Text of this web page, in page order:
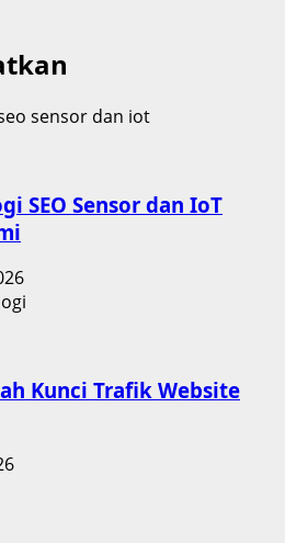
SEO Sensor dan IoT
Kunci Trafik Website